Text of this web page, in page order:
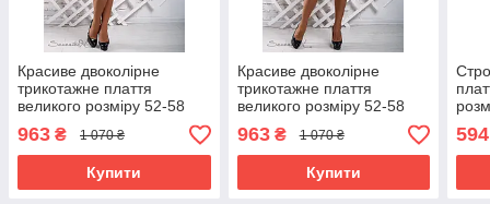
Красиве двоколірне
трикотажне плаття
великого розміру 52-58
розміру
963 ₴ 1 070 ₴
Купити
Красиве двоколірне
трикотажне плаття
великого розміру 52-58
розміру
963₴ 1 070 ₴
Купити
594